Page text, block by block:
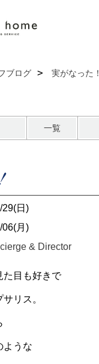
ブログ 実がなった！
一覧
29(日)
06(月)
& Director
た目も好きで
リス。
ような